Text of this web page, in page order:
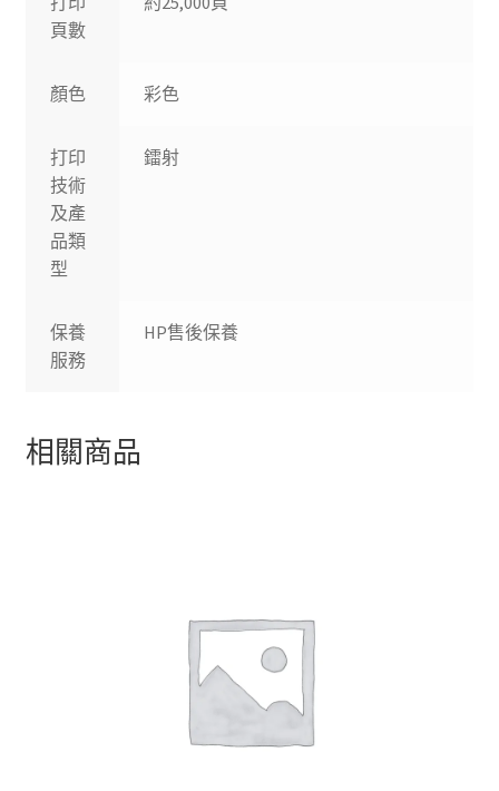
頁數
顏色 彩色
打印
技術
及產
品類
型
鐳射
保養
服務
HP售後保養
相關商品